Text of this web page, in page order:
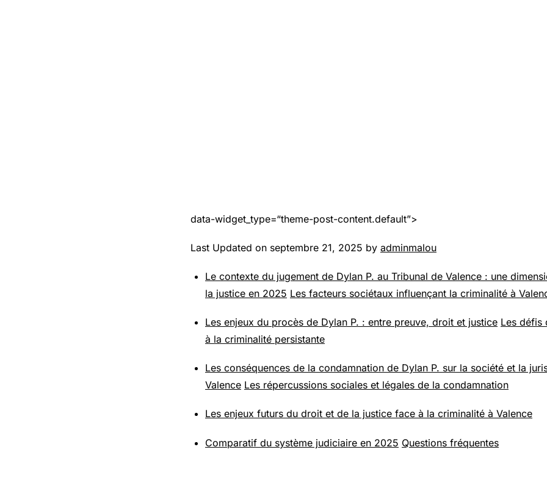
data-widget_type=“theme-post-content.default”>
Last Updated on septembre 21, 2025 by adminmalou
Le contexte du jugement de Dylan P. au Tribunal de Valence : une
la justice en 2025 Les facteurs sociétaux influençant la criminalité à
Les enjeux du procès de Dylan P. : entre preuve, droit et justice Les défis
à la criminalité persistante
Les conséquences de la condamnation de Dylan P. sur la société et la
Valence Les répercussions sociales et légales de la condamnation
Les enjeux futurs du droit et de la justice face à la criminalité à Valence
Comparatif du système judiciaire en 2025 Questions fréquentes